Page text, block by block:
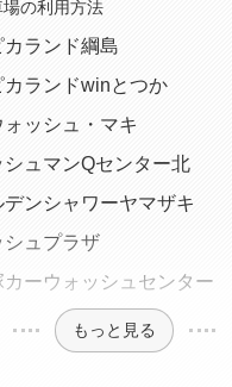
の利用方法
ランド綱島
ランドwinとつか
ッシュ・マキ
ュマンQセンター北
ンシャワーヤマザキ
ュプラザ
ーウォッシュセンター
もっと見る